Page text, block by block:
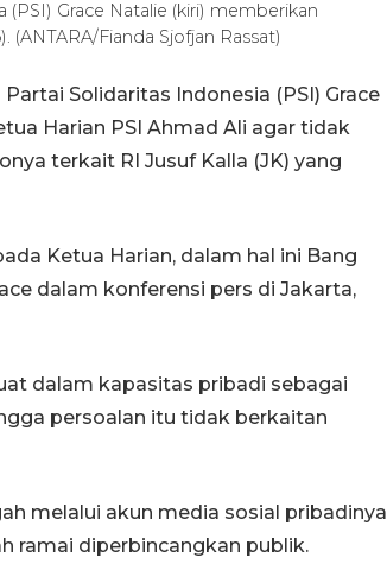
Grace Natalie (kiri) memberikan
(ANTARA/Fianda Sjofjan Rassat)
Solidaritas Indonesia (PSI) Grace
Harian PSI Ahmad Ali agar tidak
terkait RI Jusuf Kalla (JK) yang
Ketua Harian, dalam hal ini Bang
dalam konferensi pers di Jakarta,
dalam kapasitas pribadi sebagai
persoalan itu tidak berkaitan
melalui akun media sosial pribadinya
ramai diperbincangkan publik.